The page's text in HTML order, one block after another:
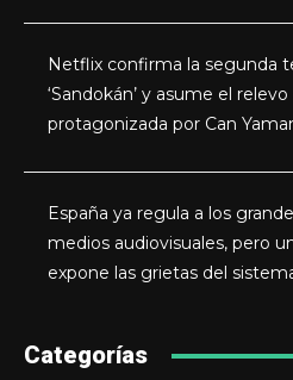
Netflix confirma la segunda
‘Sandokán’ y asume el
protagonizada por Can
España ya regula a los
medios audiovisuales, pero
expone las grietas del
Categorías